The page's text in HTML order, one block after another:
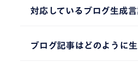
す。
対応しているブログ生成言
ブログ記事はどのように